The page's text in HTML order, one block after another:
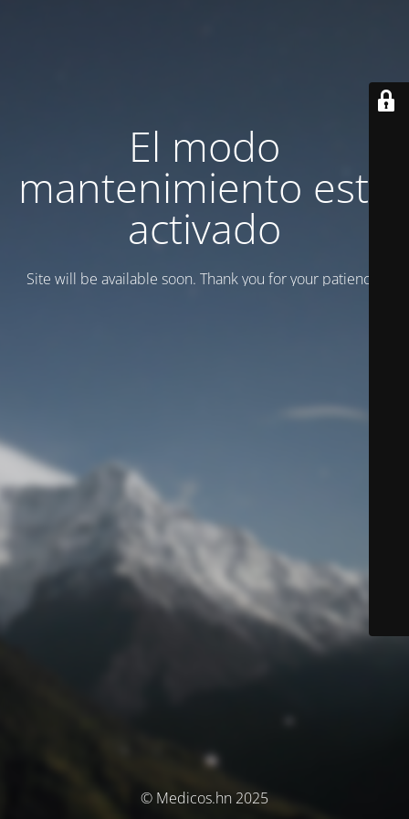
El modo
mantenimiento está
activado
Site will be available soon. Thank you for your patience!
© Medicos.hn 2025